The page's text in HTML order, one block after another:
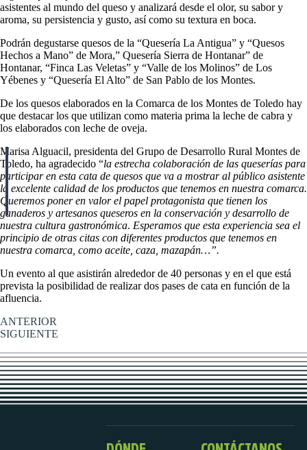
asistentes al mundo del queso y analizará desde el olor, su sabor y
aroma, su persistencia y gusto, así como su textura en boca.
Podrán degustarse quesos de la “Quesería La Antigua” y “Quesos
Hechos a Mano” de Mora,” Quesería Sierra de Hontanar” de
Hontanar, “Finca Las Veletas” y “Valle de los Molinos” de Los
Yébenes y “Quesería El Alto” de San Pablo de los Montes.
De los quesos elaborados en la Comarca de los Montes de Toledo hay
que destacar los que utilizan como materia prima la leche de cabra y
los elaborados con leche de oveja.
Marisa Alguacil, presidenta del Grupo de Desarrollo Rural Montes de
Toledo, ha agradecido “la estrecha colaboración de las queserías para
participar en esta cata de quesos que va a mostrar al público asistente
la excelente calidad de los productos que tenemos en nuestra comarca.
Queremos poner en valor el papel protagonista que tienen los
ganaderos y artesanos queseros en la conservación y desarrollo de
nuestra cultura gastronómica. Esperamos que esta experiencia sea el
principio de otras citas con diferentes productos que tenemos en
nuestra comarca, como aceite, caza, mazapán…”.
Un evento al que asistirán alrededor de 40 personas y en el que está
prevista la posibilidad de realizar dos pases de cata en función de la
afluencia.
ANTERIOR
SIGUIENTE